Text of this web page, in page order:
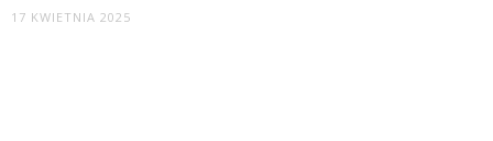
17 KWIETNIA 2025